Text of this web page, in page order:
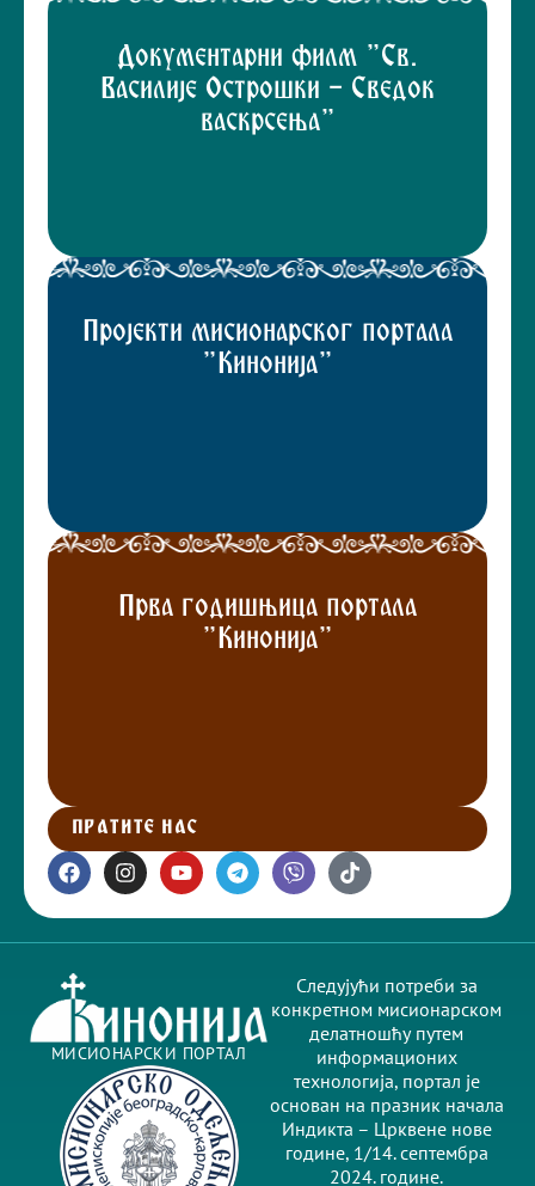
Документарни филм "Св.
Василије Острошки - Сведок
васкрсења"
Пројекти мисионарског портала
"Кинонија"
Прва годишњица портала
"Кинонија"
ПРАТИТЕ НАС
МИСИОНАРСКИ ПОРТАЛ
Следујући потреби за
конкретном мисионарском
делатношћу путем
информационих
технологија, портал је
основан на празник начала
Индикта – Црквене нове
године, 1/14. септембра
2024. године.